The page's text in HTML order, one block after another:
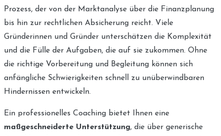
Prozess, der von der Marktanalyse über die Finanzplanung
bis hin zur rechtlichen Absicherung reicht. Viele
Gründerinnen und Gründer unterschätzen die Komplexität
und die Fülle der Aufgaben, die auf sie zukommen. Ohne
die richtige Vorbereitung und Begleitung können sich
anfängliche Schwierigkeiten schnell zu unüberwindbaren
Hindernissen entwickeln.
Ein professionelles Coaching bietet Ihnen eine
maßgeschneiderte Unterstützung, die über generische